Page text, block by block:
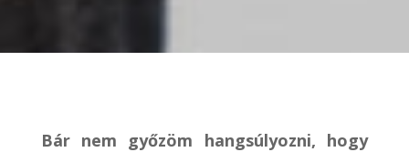
Bár nem győzöm hangsúlyozni, hogy